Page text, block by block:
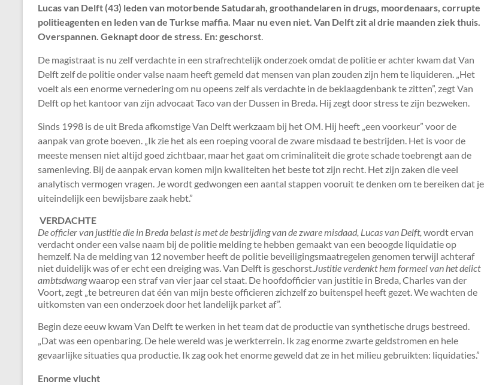
Lucas van Delft (43) leden van motorbende Satudarah, groothandelaren in drugs, moordenaars, corrupte
politieagenten en leden van de Turkse maffia. Maar nu even niet. Van Delft zit al drie maanden ziek thuis.
Overspannen. Geknapt door de stress. En: geschorst.
De magistraat is nu zelf verdachte in een strafrechtelijk onderzoek omdat de politie er achter kwam dat Van
Delft zelf de politie onder valse naam heeft gemeld dat mensen van plan zouden zijn hem te liquideren. „Het
voelt als een enorme vernedering om nu opeens zelf als verdachte in de beklaagdenbank te zitten”, zegt Van
Delft op het kantoor van zijn advocaat Taco van der Dussen in Breda. Hij zegt door stress te zijn bezweken.
Sinds 1998 is de uit Breda afkomstige Van Delft werkzaam bij het OM. Hij heeft „een voorkeur” voor de
aanpak van grote boeven. „Ik zie het als een roeping vooral de zware misdaad te bestrijden. Het is voor de
meeste mensen niet altijd goed zichtbaar, maar het gaat om criminaliteit die grote schade toebrengt aan de
samenleving. Bij de aanpak ervan komen mijn kwaliteiten het beste tot zijn recht. Het zijn zaken die veel
analytisch vermogen vragen. Je wordt gedwongen een aantal stappen vooruit te denken om te bereiken dat je
uiteindelijk een bewijsbare zaak hebt.”
VERDACHTE
De officier van justitie die in Breda belast is met de bestrijding van de zware misdaad, Lucas van Delft, wordt ervan
verdacht onder een valse naam bij de politie melding te hebben gemaakt van een beoogde liquidatie op
hemzelf. Na de melding van 12 november heeft de politie beveiligingsmaatregelen genomen terwijl achteraf
niet duidelijk was of er echt een dreiging was. Van Delft is geschorst.Justitie verdenkt hem formeel van het delict
ambtsdwangwaarop een straf van vier jaar cel staat. De hoofdofficier van justitie in Breda, Charles van der
Voort, zegt „te betreuren dat één van mijn beste officieren zichzelf zo buitenspel heeft gezet. We wachten de
uitkomsten van een onderzoek door het landelijk parket af”.
Begin deze eeuw kwam Van Delft te werken in het team dat de productie van synthetische drugs bestreed.
„Dat was een openbaring. De hele wereld was je werkterrein. Ik zag enorme zwarte geldstromen en hele
gevaarlijke situaties qua productie. Ik zag ook het enorme geweld dat ze in het milieu gebruikten: liquidaties.”
Enorme vlucht